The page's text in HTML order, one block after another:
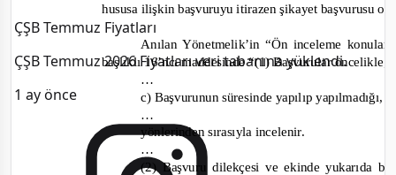
ÇŞB Temmuz Fiyatları
ÇŞB Temmuz 2026 Fiyatları veri tabanına yüklendi.
1 ay önce
hususa ilişkin başvuruyu itirazen şikayet başvurusu
Anılan Yönetmelik’in “Ön inceleme
başlıklı 16’ncı maddesinde“(1) Başvurular öncelikle;
…
c) Başvurunun süresinde yapılıp yapılmadığı,
…
yönlerinden sırasıyla incelenir.
…
(2) Başvuru dilekçesi ve ekinde yukarıda